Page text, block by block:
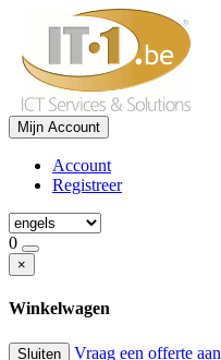
Mijn Account
Account
Registreer
0
×
Winkelwagen
Sluiten Vraag een offerte aan